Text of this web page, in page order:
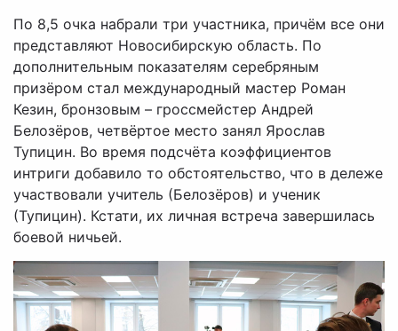
По 8,5 очка набрали три участника, причём все они
представляют Новосибирскую область. По
дополнительным показателям серебряным
призёром стал международный мастер Роман
Кезин, бронзовым – гроссмейстер Андрей
Белозёров, четвёртое место занял Ярослав
Тупицин. Во время подсчёта коэффициентов
интриги добавило то обстоятельство, что в дележе
участвовали учитель (Белозёров) и ученик
(Тупицин). Кстати, их личная встреча завершилась
боевой ничьей.